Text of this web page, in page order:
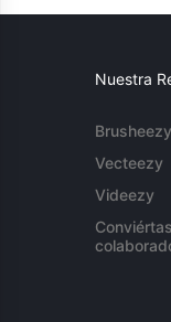
Nuestra
Brusheezy
Vecteezy
Videezy